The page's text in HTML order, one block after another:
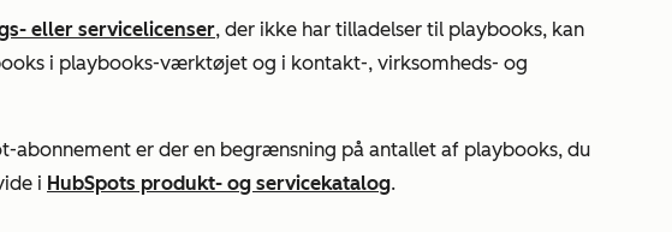
eller servicelicenser, der ikke har tilladelser til playbooks, kan
i playbooks-værktøjet og i kontakt-, virksomheds- og
abonnement er der en begrænsning på antallet af playbooks, du
i HubSpots produkt- og servicekatalog.